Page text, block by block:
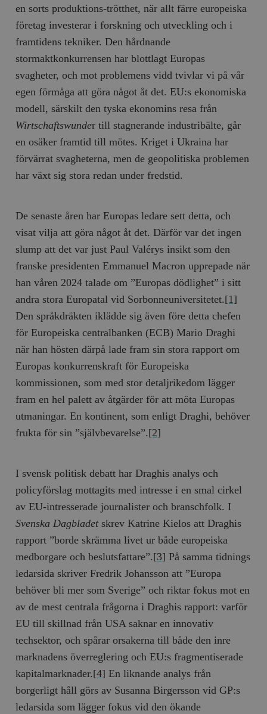
en sorts produktions-trötthet, när allt färre europeiska
företag investerar i forskning och utveckling och i
framtidens tekniker. Den hårdnande
stormaktkonkurrensen har blottlagt Europas
svagheter, och mot problemens vidd tvivlar vi på vår
egen förmåga att göra något åt det. EU:s ekonomiska
modell, särskilt den tyska ekonomins resa från
Wirtschaftswunder till stagnerande industribälte, går
en osäker framtid till mötes. Kriget i Ukraina har
förvärrat svagheterna, men de geopolitiska problemen
har växt sig stora redan under fredstid.
De senaste åren har Europas ledare sett detta, och
visat vilja att göra något åt det. Därför var det ingen
slump att det var just Paul Valérys insikt som den
franske presidenten Emmanuel Macron upprepade när
han våren 2024 talade om ”Europas dödlighet” i sitt
andra stora Europatal vid Sorbonneuniversitetet.[1]
Den språkdräkten iklädde sig även före detta chefen
för Europeiska centralbanken (ECB) Mario Draghi
när han hösten därpå lade fram sin stora rapport om
Europas konkurrenskraft för Europeiska
kommissionen, som med stor detaljrikedom lägger
fram en hel palett av åtgärder för att möta Europas
utmaningar. En kontinent, som enligt Draghi, behöver
frukta för sin ”självbevarelse”.[2]
I svensk politisk debatt har Draghis analys och
policyförslag mottagits med intresse i en smal cirkel
av EU-intresserade journalister och branschfolk. I
Svenska Dagbladet skrev Katrine Kielos att Draghis
rapport ”borde skrämma livet ur både europeiska
medborgare och beslutsfattare”.[3] På samma tidnings
ledarsida skriver Fredrik Johansson att ”Europa
behöver bli mer som Sverige” och riktar fokus mot en
av de mest centrala frågorna i Draghis rapport: varför
EU till skillnad från USA saknar en innovativ
techsektor, och spårar orsakerna till både den inre
marknadens överreglering och EU:s fragmentiserade
kapitalmarknader.[4] En liknande analys från
borgerligt håll görs av Susanna Birgersson vid GP:s
ledarsida som lägger fokus vid den ökande